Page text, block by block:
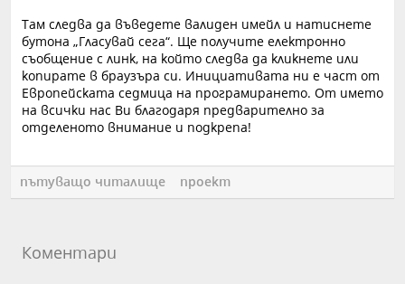
Там следва да въведете валиден имейл и натиснете
бутона „Гласувай сега“. Ще получите електронно
съобщение с линк, на който следва да кликнете или
копирате в браузъра си. Инициативата ни е част от
Европейската седмица на програмирането. От името
на всички нас Ви благодаря предварително за
отделеното внимание и подкрепа!
пътуващо читалище проект
Коментари